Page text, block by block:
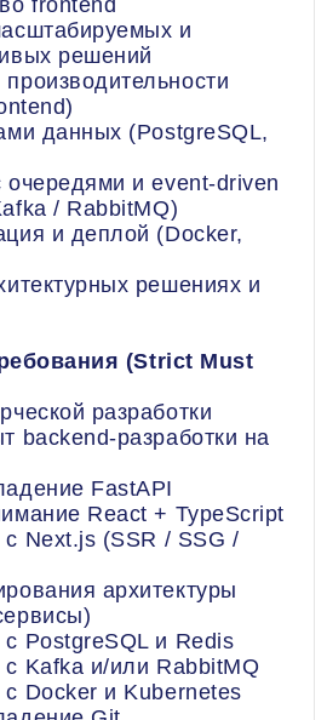
frontend
и
решений
данных (PostgreSQL,
очередями и event-driven
/ RabbitMQ)
и деплой (Docker,
решениях и
(Strict Must
разработки
backend-разработки на
FastAPI
React + TypeScript
Next.js (SSR / SSG /
архитектуры
PostgreSQL и Redis
Kafka и/или RabbitMQ
Docker и Kubernetes